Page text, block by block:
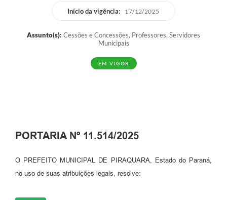
Início da vigência: 17/12/2025
Assunto(s): Cessões e Concessões, Professores, Servidores
Municipais
EM VIGOR
PORTARIA Nº 11.514/2025
O PREFEITO MUNICIPAL DE PIRAQUARA, Estado do Paraná,
no uso de suas atribuições legais, resolve: